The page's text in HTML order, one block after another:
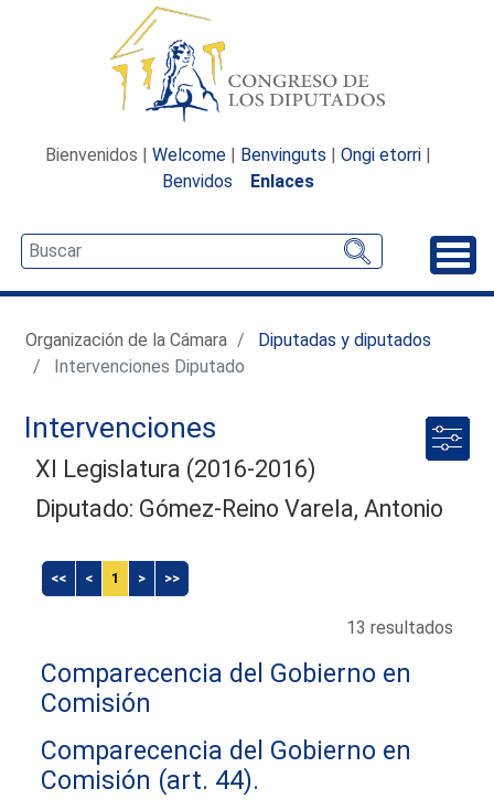
Bienvenidos | Welcome | Benvinguts | Ongi etorri |
Benvidos
Enlaces
Organización de la Cámara
Diputadas y diputados
Intervenciones Diputado
Intervenciones
XI Legislatura (2016-2016)
Diputado: Gómez-Reino Varela, Antonio
<< < 1 > >>
13 resultados
Comparecencia del Gobierno en
Comisión
Comparecencia del Gobierno en
Comisión (art. 44).